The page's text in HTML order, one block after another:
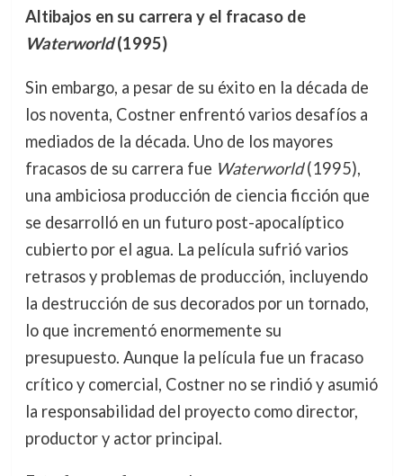
Altibajos en su carrera y el fracaso de
Waterworld(1995)
Sin embargo, a pesar de su éxito en la década de
los noventa, Costner enfrentó varios desafíos a
mediados de la década. Uno de los mayores
fracasos de su carrera fue Waterworld(1995),
una ambiciosa producción de ciencia ficción que
se desarrolló en un futuro post-apocalíptico
cubierto por el agua. La película sufrió varios
retrasos y problemas de producción, incluyendo
la destrucción de sus decorados por un tornado,
lo que incrementó enormemente su
presupuesto. Aunque la película fue un fracaso
crítico y comercial, Costner no se rindió y asumió
la responsabilidad del proyecto como director,
productor y actor principal.